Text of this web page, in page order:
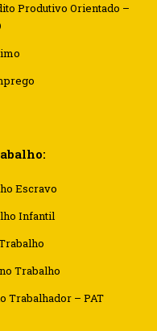
Produtivo Orientado –
Escravo
Infantil
Trabalho
Trabalhador – PAT